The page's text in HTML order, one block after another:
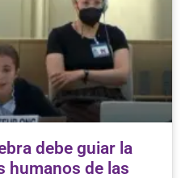
debe guiar la
humanos de las